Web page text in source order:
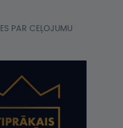
PAR CEĻOJUMU